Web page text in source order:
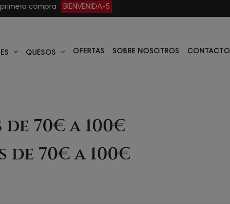
compra BIENVENIDA-5
QUESOS OFERTAS SOBRE NOSOTROS CONTACTO
70€ a 100€
70€ a 100€